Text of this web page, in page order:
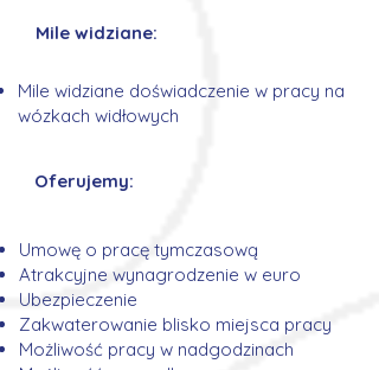
Mile widziane:
Mile widziane doświadczenie w pracy na
wózkach widłowych
Oferujemy:
Umowę o pracę tymczasową
Atrakcyjne wynagrodzenie w euro
Ubezpieczenie
Zakwaterowanie blisko miejsca pracy
Możliwość pracy w nadgodzinach